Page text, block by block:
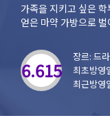
가족을 지키고 싶은
얻은 마약 가방으로
6.615
장르: 드
최초방영
최근방